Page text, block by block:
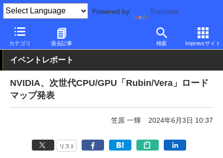
Powered by Translate
カテゴリ 過去記事 検索 Impressサイト
PC Watch イベント 2024
イベントレポート
NVIDIA、次世代CPU/GPU「Rubin/Vera」ロード
マップ発表
笠原 一輝 2024年6月3日 10:37
リスト